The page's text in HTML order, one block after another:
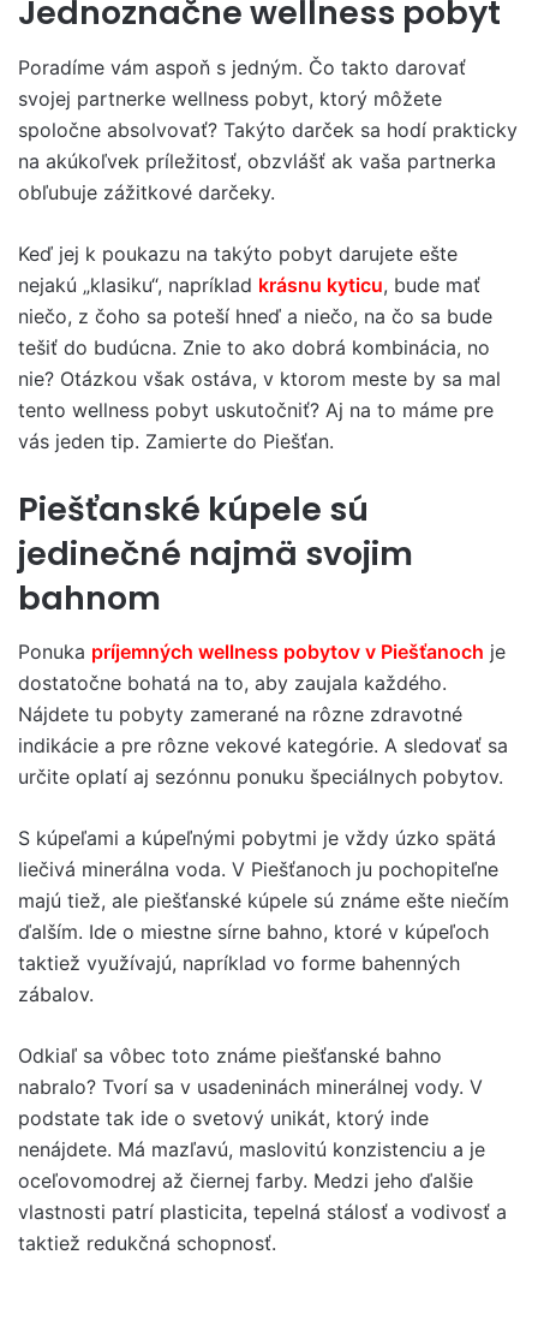
Jednoznačne wellness pobyt
Poradíme vám aspoň s jedným. Čo takto darovať
svojej partnerke wellness pobyt, ktorý môžete
spoločne absolvovať? Takýto darček sa hodí prakticky
na akúkoľvek príležitosť, obzvlášť ak vaša partnerka
obľubuje zážitkové darčeky.
Keď jej k poukazu na takýto pobyt darujete ešte
nejakú „klasiku“, napríklad krásnu kyticu, bude mať
niečo, z čoho sa poteší hneď a niečo, na čo sa bude
tešiť do budúcna. Znie to ako dobrá kombinácia, no
nie? Otázkou však ostáva, v ktorom meste by sa mal
tento wellness pobyt uskutočniť? Aj na to máme pre
vás jeden tip. Zamierte do Piešťan.
Piešťanské kúpele sú
jedinečné najmä svojim
bahnom
Ponuka príjemných wellness pobytov v Piešťanoch je
dostatočne bohatá na to, aby zaujala každého.
Nájdete tu pobyty zamerané na rôzne zdravotné
indikácie a pre rôzne vekové kategórie. A sledovať sa
určite oplatí aj sezónnu ponuku špeciálnych pobytov.
S kúpeľami a kúpeľnými pobytmi je vždy úzko spätá
liečivá minerálna voda. V Piešťanoch ju pochopiteľne
majú tiež, ale piešťanské kúpele sú známe ešte niečím
ďalším. Ide o miestne sírne bahno, ktoré v kúpeľoch
taktiež využívajú, napríklad vo forme bahenných
zábalov.
Odkiaľ sa vôbec toto známe piešťanské bahno
nabralo? Tvorí sa v usadeninách minerálnej vody. V
podstate tak ide o svetový unikát, ktorý inde
nenájdete. Má mazľavú, maslovitú konzistenciu a je
oceľovomodrej až čiernej farby. Medzi jeho ďalšie
vlastnosti patrí plasticita, tepelná stálosť a vodivosť a
taktiež redukčná schopnosť.